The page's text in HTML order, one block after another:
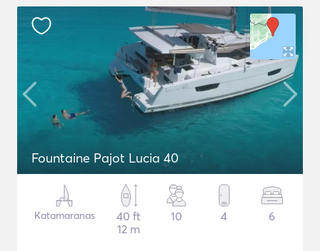
Fountaine Pajot Lucia 40
Katamaranas
40 ft
12 m
10 4 6